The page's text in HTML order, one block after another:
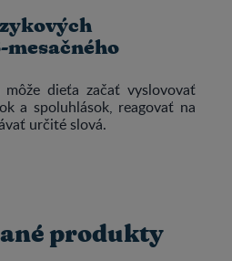
mesačného
dieťa začať vyslovovať
a spoluhlások, reagovať na
určité slová.
produkty